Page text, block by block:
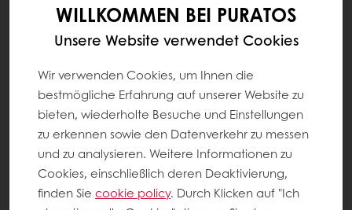
WILLKOMMEN BEI PURATOS
Unsere Website verwendet Cookies
Wir verwenden Cookies, um Ihnen die
bestmögliche Erfahrung auf unserer Website zu
bieten, wiederholte Besuche und Einstellungen
zu erkennen sowie den Datenverkehr zu messen
und zu analysieren. Weitere Informationen zu
Cookies, einschließlich deren Deaktivierung,
finden Sie cookie policy. Durch Klicken auf "Ich